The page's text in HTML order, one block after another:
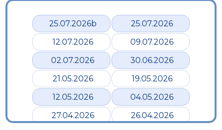
25.07.2026b
25.07.2026
12.07.2026
09.07.2026
02.07.2026
30.06.2026
21.05.2026
19.05.2026
12.05.2026
04.05.2026
27.04.2026
26.04.2026